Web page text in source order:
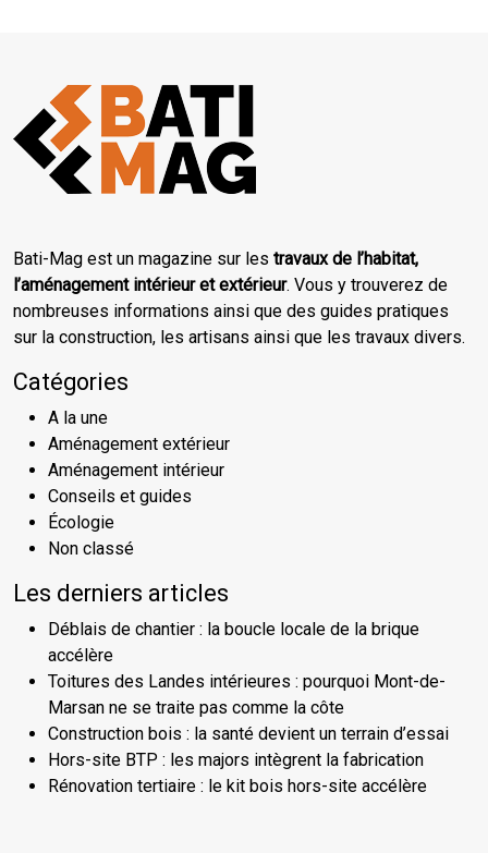
Bati-Mag est un magazine sur les travaux de l’habitat,
l’aménagement intérieur et extérieur. Vous y trouverez de
nombreuses informations ainsi que des guides pratiques
sur la construction, les artisans ainsi que les travaux divers.
Catégories
A la une
Aménagement extérieur
Aménagement intérieur
Conseils et guides
Écologie
Non classé
Les derniers articles
Déblais de chantier : la boucle locale de la brique
accélère
Toitures des Landes intérieures : pourquoi Mont-de-
Marsan ne se traite pas comme la côte
Construction bois : la santé devient un terrain d’essai
Hors-site BTP : les majors intègrent la fabrication
Rénovation tertiaire : le kit bois hors-site accélère